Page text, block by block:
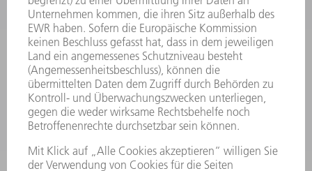
SMART FACTORY
SOFTWARE
SERVICES
ANWENDUNGEN
BRANCHEN
UNTERNEHMEN
KARRIERE
STELLENANGEBOTE
UNTERNEHMENSPROFIL
GESCHÄFTSBERICHT
UNTERNEHMENSGRUNDSÄTZE